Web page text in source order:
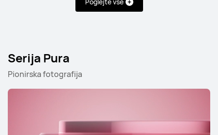
Serija Pura
Pionirska fotografija